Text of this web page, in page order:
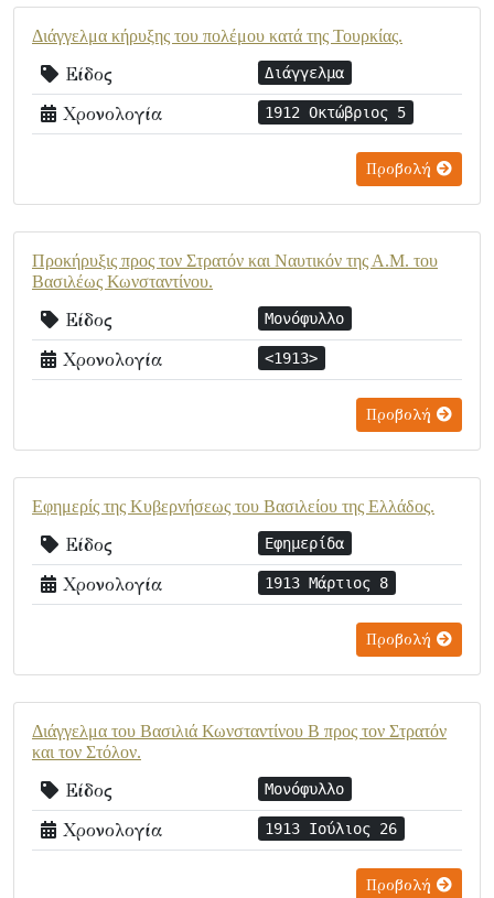
Διάγγελμα κήρυξης του πολέμου κατά της Τουρκίας.
Είδος Διάγγελμα
Χρονολογία 1912 Οκτώβριος 5
Προβολή
Προκήρυξις προς τον Στρατόν και Ναυτικόν της Α.Μ. του
Βασιλέως Κωνσταντίνου.
Είδος Μονόφυλλο
Χρονολογία <1913>
Προβολή
Εφημερίς της Κυβερνήσεως του Βασιλείου της Ελλάδος.
Είδος Εφημερίδα
Χρονολογία 1913 Μάρτιος 8
Προβολή
Διάγγελμα του Βασιλιά Κωνσταντίνου Β προς τον Στρατόν
και τον Στόλον.
Είδος Μονόφυλλο
Χρονολογία 1913 Ιούλιος 26
Προβολή